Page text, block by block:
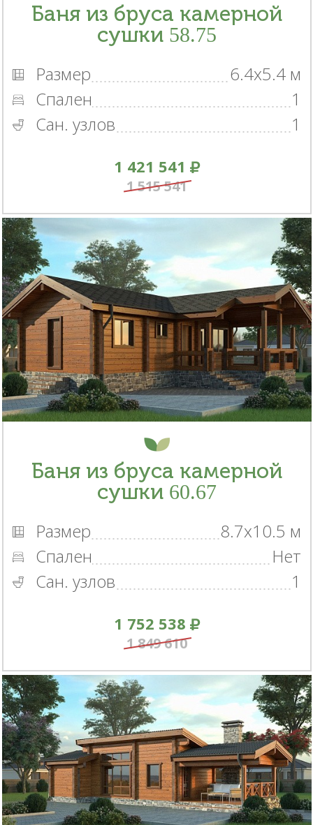
Баня из бруса камерной
сушки 58.75
Размер
6.4x5.4 м
Спален
1
Сан. узлов
1
1 421 541
1 515 541
Баня из бруса камерной
сушки 60.67
Размер
8.7x10.5 м
Спален
Нет
Сан. узлов
1
1 752 538
1 849 610